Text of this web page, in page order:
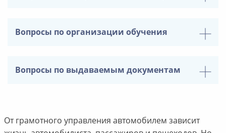
Вопросы по организации обучения
Вопросы по выдаваемым документам
От грамотного управления автомобилем зависит